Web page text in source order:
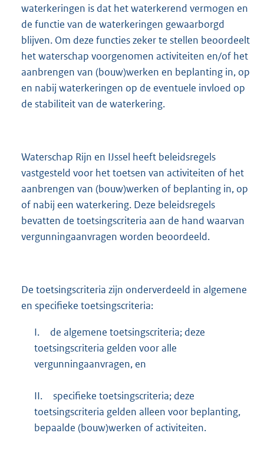
waterkeringen is dat het waterkerend vermogen en
de functie van de waterkeringen gewaarborgd
blijven. Om deze functies zeker te stellen beoordeelt
het waterschap voorgenomen activiteiten en/of het
aanbrengen van (bouw)werken en beplanting in, op
en nabij waterkeringen op de eventuele invloed op
de stabiliteit van de waterkering.
Waterschap Rijn en IJssel heeft beleidsregels
vastgesteld voor het toetsen van activiteiten of het
aanbrengen van (bouw)werken of beplanting in, op
of nabij een waterkering. Deze beleidsregels
bevatten de toetsingscriteria aan de hand waarvan
vergunningaanvragen worden beoordeeld.
De toetsingscriteria zijn onderverdeeld in algemene
en specifieke toetsingscriteria:
I.
de algemene toetsingscriteria; deze
toetsingscriteria gelden voor alle
vergunningaanvragen, en
II.
specifieke toetsingscriteria; deze
toetsingscriteria gelden alleen voor beplanting,
bepaalde (bouw)werken of activiteiten.